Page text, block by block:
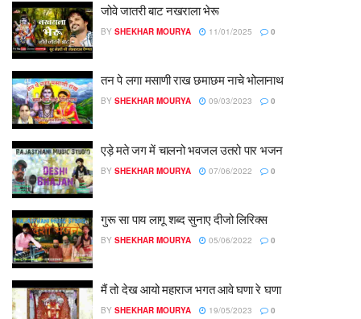
जोवे जातरी बाट नखराला भेरू
BY SHEKHAR MOURYA 11/01/2025 0
तन पे लगा मसाणी राख छमाछम नाचे भोलानाथ
BY SHEKHAR MOURYA 09/03/2023 0
एड़े मते जग में चालनो भवजल उतरो पार भजन
BY SHEKHAR MOURYA 07/06/2022 0
गुरू सा पाय लागू शब्द सुनाए दीजो लिरिक्स
BY SHEKHAR MOURYA 05/06/2022 0
मैं तो देख आयो महाराज भगत आवे घणा रे घणा
BY SHEKHAR MOURYA 19/05/2023 0